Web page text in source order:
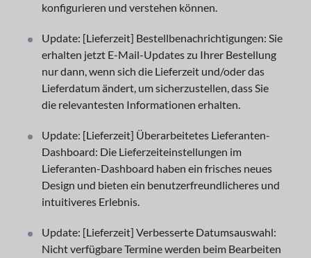
konfigurieren und verstehen können.
Update: [Lieferzeit] Bestellbenachrichtigungen: Sie
erhalten jetzt E-Mail-Updates zu Ihrer Bestellung
nur dann, wenn sich die Lieferzeit und/oder das
Lieferdatum ändert, um sicherzustellen, dass Sie
die relevantesten Informationen erhalten.
Update: [Lieferzeit] Überarbeitetes Lieferanten-
Dashboard: Die Lieferzeiteinstellungen im
Lieferanten-Dashboard haben ein frisches neues
Design und bieten ein benutzerfreundlicheres und
intuitiveres Erlebnis.
Update: [Lieferzeit] Verbesserte Datumsauswahl:
Nicht verfügbare Termine werden beim Bearbeiten